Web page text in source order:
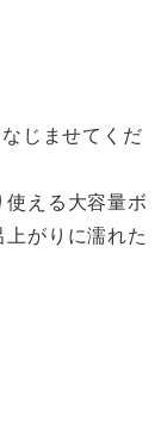
じませてくだ
える大容量ボ
上がりに濡れた